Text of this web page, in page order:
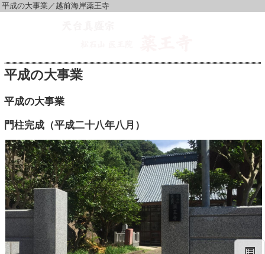
平成の大事業／越前海岸薬王寺
平成の大事業
平成の大事業
門柱完成（平成二十八年八月）